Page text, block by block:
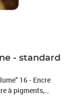
- standard
16 - Encre
à pigments,
Volume d'encre